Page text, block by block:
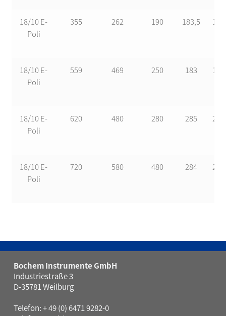
18/10 E-
Poli
355 262 190 183,5 125
18/10 E-
Poli
559 469 250 183 125
18/10 E-
Poli
620 480 280 285 200
18/10 E-
Poli
720 580 480 284 200
Bochem Instrumente GmbH
Industriestraße 3
D-35781 Weilburg
Telefon: + 49 (0) 6471 9282-0